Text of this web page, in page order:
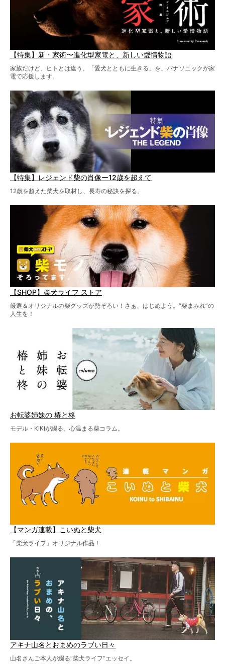
【特集】新・家術〜進化型家電と、新しい愛情物語
家族だけど、ヒトとは違う。「愛犬とともに生きる」を、パナソニックが家
電で応援します。
【特集】レジェンド柴の肖像ー12歳を超えて
12歳を超えた柴犬を取材し、長寿の秘訣を探る。
【SHOP】柴犬ライフ ストア
厳選＆オリジナルの柴グッズが勢ぞろい！さぁ、はじめよう。“柴まみれ”の
人生を！
お転婆姉妹の 椿と柊
モデル・KIKIが綴る、心温まる柴コラム。
【マンガ連載】こいぬと柴犬
「柴犬ライフ」オリジナル作品！
アキナ山名とおまめのラブい日々
山名さんご本人が綴る“柴犬ライフ”エッセイ。